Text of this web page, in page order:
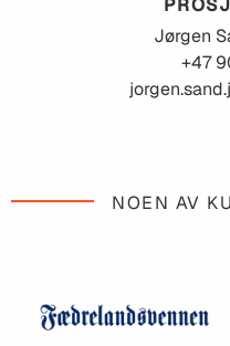
Jørgen
+47
NOEN AV